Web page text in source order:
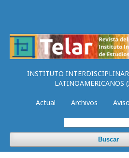
INSTITUTO
LATINOAMERICANOS
Actual Archivos
Buscar